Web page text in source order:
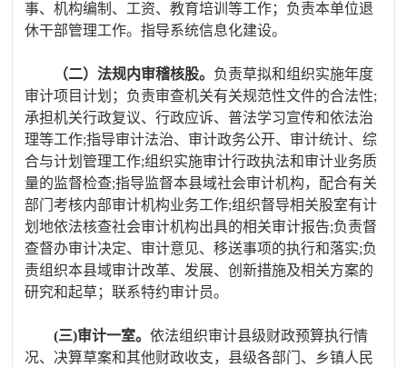
事、机构编制、工资、教育培训等工作；负责本单位退
休干部管理工作。指导系统信息化建设。
（二）法规内审稽核股。 负责草拟和组织实施年度
审计项目计划；负责审查机关有关规范性文件的合法性;
承担机关行政复议、行政应诉、普法学习宣传和依法治
理等工作;指导审计法治、审计政务公开、审计统计、综
合与计划管理工作;组织实施审计行政执法和审计业务质
量的监督检查;指导监督本县域社会审计机构，配合有关
部门考核内部审计机构业务工作;组织督导相关股室有计
划地依法核查社会审计机构出具的相关审计报告;负责督
查督办审计决定、审计意见、移送事项的执行和落实;负
责组织本县域审计改革、发展、创新措施及相关方案的
研究和起草；联系特约审计员。
(三)审计一室。依法组织审计县级财政预算执行情
况、决算草案和其他财政收支，县级各部门、乡镇人民